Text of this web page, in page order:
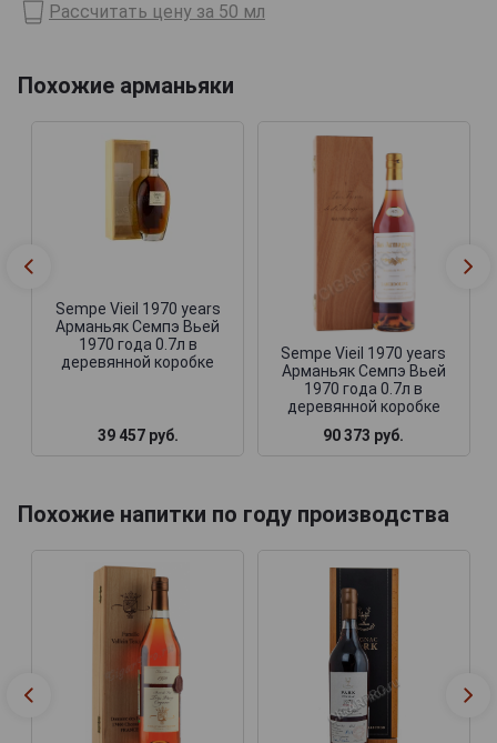
Рассчитать цену за 50 мл
Похожие арманьяки
Sempe Vieil 1970 years
Арманьяк Семпэ Вьей
1970 года 0.7л в
деревянной коробке
39 457 руб.
Sempe Vieil 1970 years
Арманьяк Семпэ Вьей
1970 года 0.7л в
деревянной коробке
90 373 руб.
Похожие напитки по году производства